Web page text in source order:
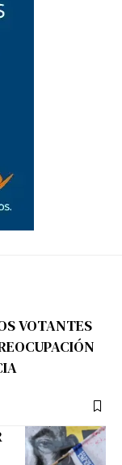
VOTANTES